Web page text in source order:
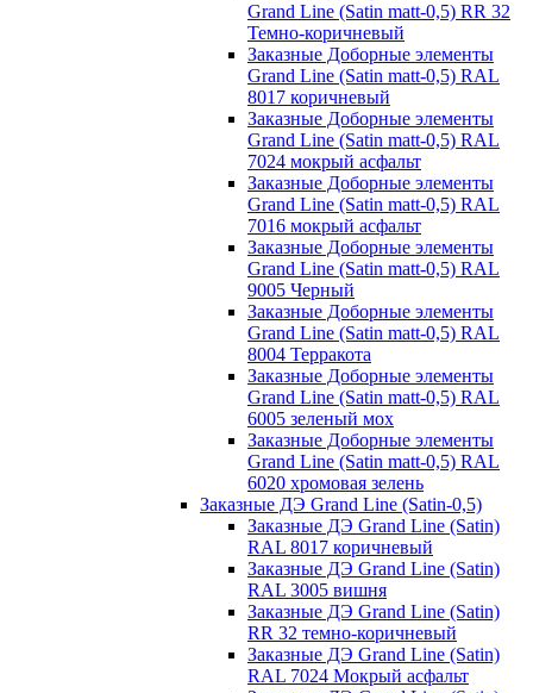
Grand Line (Satin matt-0,5) RR 32
Темно-коричневый
Заказные Доборные элементы
Grand Line (Satin matt-0,5) RAL
8017 коричневый
Заказные Доборные элементы
Grand Line (Satin matt-0,5) RAL
7024 мокрый асфальт
Заказные Доборные элементы
Grand Line (Satin matt-0,5) RAL
7016 мокрый асфальт
Заказные Доборные элементы
Grand Line (Satin matt-0,5) RAL
9005 Черный
Заказные Доборные элементы
Grand Line (Satin matt-0,5) RAL
8004 Терракота
Заказные Доборные элементы
Grand Line (Satin matt-0,5) RAL
6005 зеленый мох
Заказные Доборные элементы
Grand Line (Satin matt-0,5) RAL
6020 хромовая зелень
Заказные ДЭ Grand Line (Satin-0,5)
Заказные ДЭ Grand Line (Satin)
RAL 8017 коричневый
Заказные ДЭ Grand Line (Satin)
RAL 3005 вишня
Заказные ДЭ Grand Line (Satin)
RR 32 темно-коричневый
Заказные ДЭ Grand Line (Satin)
RAL 7024 Мокрый асфальт